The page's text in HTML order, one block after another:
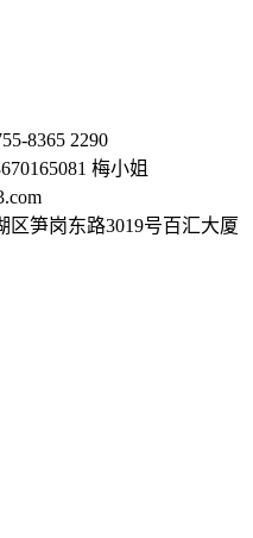
8365 2290
梅小姐
区笋岗东路3019号百汇大厦